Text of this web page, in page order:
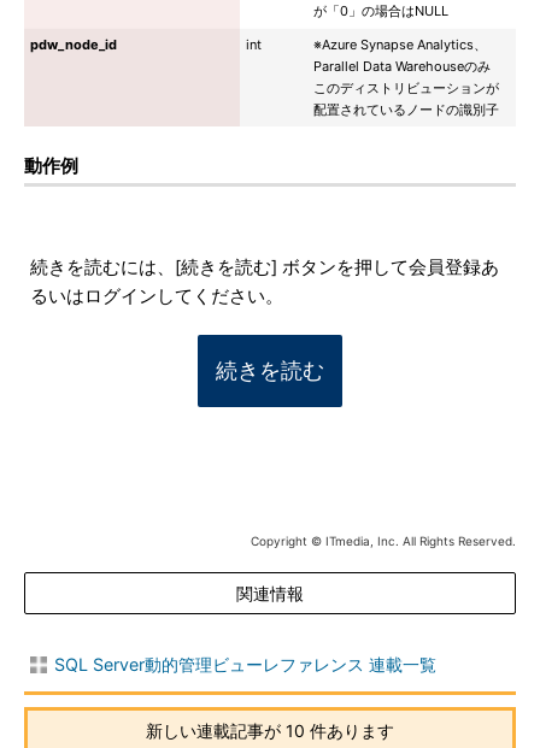
が「0」の場合はNULL
pdw_node_id
int
※Azure Synapse Analytics、
Parallel Data Warehouseのみ
このディストリビューションが
配置されているノードの識別子
動作例
続きを読むには、[続きを読む] ボタンを押して会員登録あ
るいはログインしてください。
続きを読む
Copyright © ITmedia, Inc. All Rights Reserved.
関連情報
SQL Server動的管理ビューレファレンス 連載一覧
新しい連載記事が 10 件あります